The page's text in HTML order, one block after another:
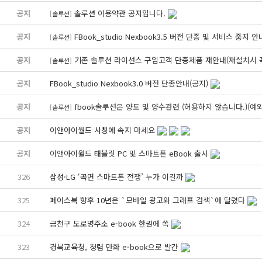
공지 [솔루션] 솔루션 이용약관 공지입니다.
공지 [솔루션] FBook_studio Nexbook3.5 버전 단종 및 서비스 중지 안
공지 [솔루션] 기존 솔루션 라이선스 구입고객 단종제품 재안내(재설치시
공지 FBook_studio Nexbook3.0 버전 단종안내(공지)
공지 [솔루션] fbook솔루션은 양도 및 양수관련 (허용하지 않습니다.)(예
공지 이앤아이월드 사칭에 속지 마세요
공지 이앤아이월드 태블릿 PC 및 스마트폰 eBook 출시
326 삼성·LG ‘곡면 스마트폰 전쟁’ 누가 이길까
325 페이스북 향후 10년은 `모바일 광고와 그래프 검색`에 달렸다
324 금천구 도로명주소 e-book 한권에 쏙
323 경북교육청, 청렴 만화 e-book으로 발간